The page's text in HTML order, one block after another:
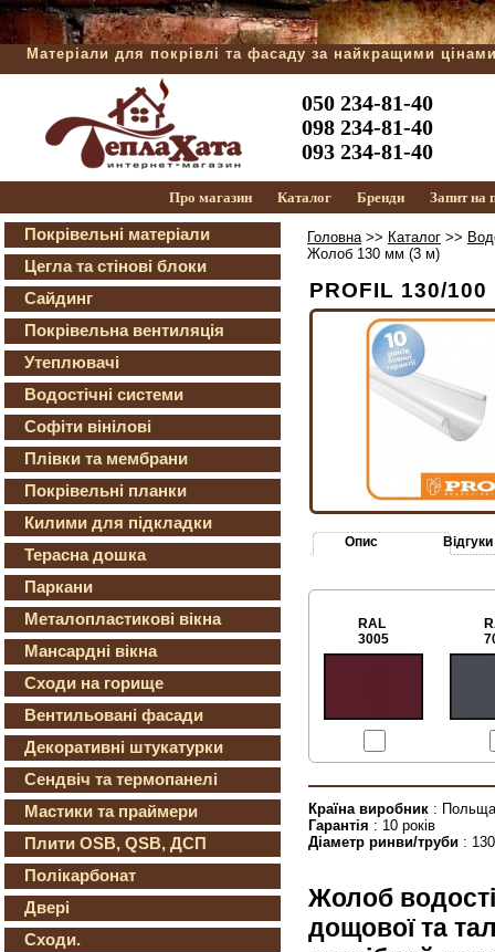
Матеріали для покрівлі та фасаду за найкращими
050 234-81-40
098 234-81-40
093 234-81-40
Про магазин Каталог Бренди Запит на
Покрівельні матеріали
Цегла та стінові блоки
Сайдинг
Покрівельна вентиляція
Утеплювачі
Водостічні системи
Софіти вінілові
Плівки та мембрани
Покрівельні планки
Килими для підкладки
Терасна дошка
Паркани
Металопластикові вікна
Мансардні вікна
Сходи на горище
Вентильовані фасади
Декоративні штукатурки
Сендвіч та термопанелі
Мастики та праймери
Плити OSB, QSB, ДСП
Полікарбонат
Двері
Сходи.
Головна>> Каталог >>
Жолоб 130 мм (3 м)
PROFIL 130/
Опис Відгуки
RAL
3005
Країна виробник : Польща
Гарантія : 10 років
Діаметр ринви/труби :
Жолоб
дощової та